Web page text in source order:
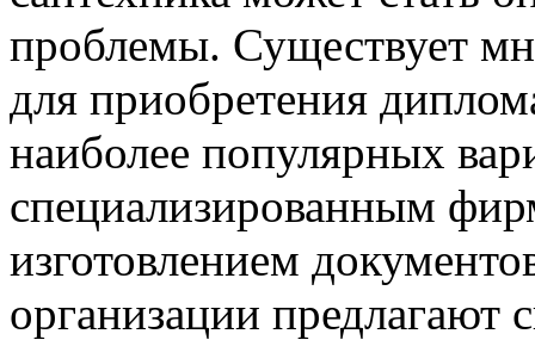
проблемы. Существует
для приобретения
наиболее популярных
специализированным
изготовлением
организации